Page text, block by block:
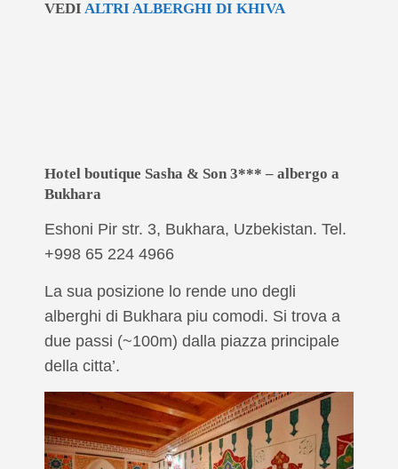
VEDI ALTRI ALBERGHI DI KHIVA
Hotel boutique Sasha & Son 3*** – albergo a
Bukhara
Eshoni Pir str. 3, Bukhara, Uzbekistan. Tel.
+998 65 224 4966
La sua posizione lo rende uno degli
alberghi di Bukhara piu comodi. Si trova a
due passi (~100m) dalla piazza principale
della citta’.